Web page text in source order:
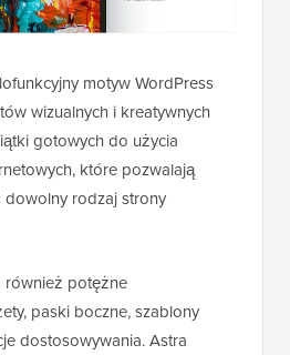
motyw WordPress
wizualnych i kreatywnych
gotowych do użycia
które pozwalają
dowolny rodzaj strony
potężne
paski boczne, szablony
dostosowywania. Astra